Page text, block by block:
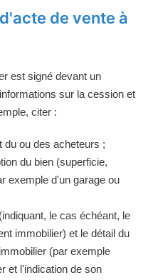
de vente à
est signé devant un
sur la cession et
citer :
du ou des acheteurs ;
du bien (superficie,
exemple d'un garage ou
le cas échéant, le
immobilier) et le détail du
(par exemple
et l'indication de son